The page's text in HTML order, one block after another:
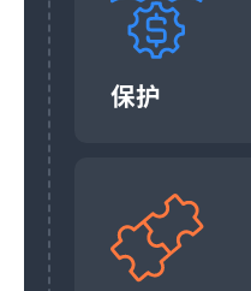
保护